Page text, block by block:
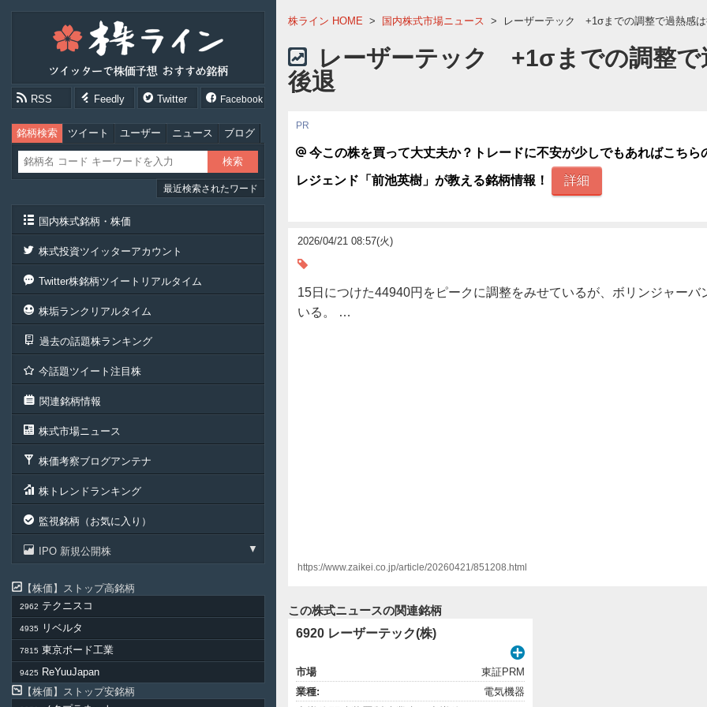
RSS Feedly Twitter Facebook
銘柄検索 ツイート ユーザー ニュース ブログ
最近検索されたワード
国内株式銘柄・株価
株式投資ツイッターアカウント
Twitter株銘柄ツイートリアルタイム
株垢ランクリアルタイム
過去の話題株ランキング
今話題ツイート注目株
関連銘柄情報
株式市場ニュース
株価考察ブログアンテナ
株トレンドランキング
監視銘柄（お気に入り）
IPO 新規公開株
株価 ストップ高銘柄
2962 テクニスコ
4935 リベルタ
7815 東京ボード工業
9425
ReYuuJapan
株価
ストップ安銘柄
株ライン HOME > 国内株式市場ニュース > レーザーテック +1σまでの調整で過熱感は
レーザーテック +1σまでの調整で
後退
今この株を買って大丈夫か？トレードに不安が少しでもあればこち
レジェンド「前池英樹」が教える銘柄情報！ 詳細
2026/04/21 08:57(火)
15日につけた44940円をピークに調整をみせているが、ボリンジャー
いる。
https://www.zaikei.co.jp/article/20260421/851208.html
この株式ニュースの関連銘柄
6920 レーザーテック(株)
市場
東証PRM
業種:
電気機器